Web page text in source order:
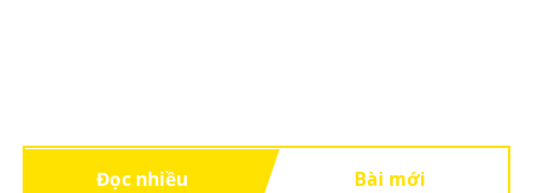
Đọc nhiều Bài mới